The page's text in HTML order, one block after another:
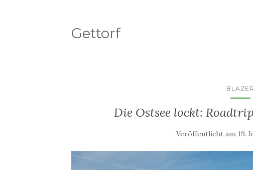
Gettorf
BLAZER
Die Ostsee lockt:
Veröffentlicht am:19.